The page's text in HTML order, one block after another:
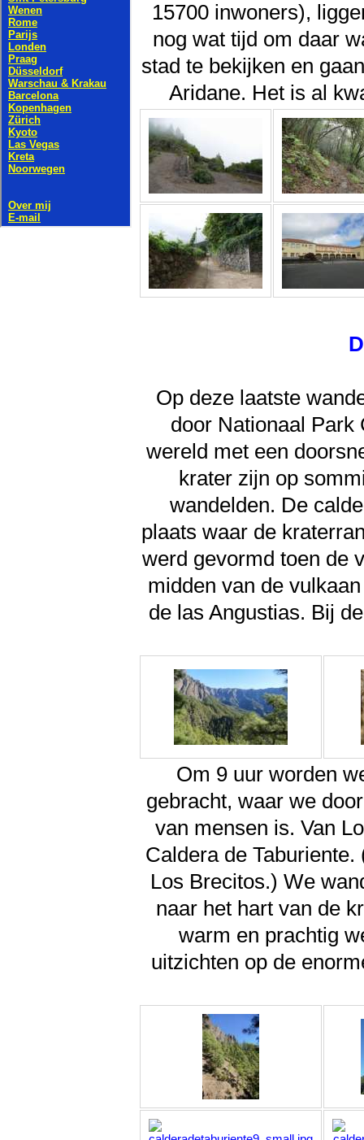
15700 inwoners),
nog wat tijd om daar
stad te bekijken en
Aridane. Het is al
Op deze laatste
door Nationaal Park
wereld met een
krater zijn op
wandelden. De
plaats waar de
werd gevormd toen de
midden van de
de las Angustias. Bij
Om 9 uur worden
gebracht, waar we
van mensen is. Van
Caldera de
Los Brecitos.) We
naar het hart van de
warm en prachtig
uitzichten op de